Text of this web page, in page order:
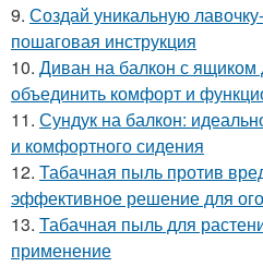
9. Создай уникальную
пошаговая инструкция
10. Диван на балкон с ящиком
объединить комфорт и
11. Сундук на балкон:
и комфортного сидения
12. Табачная пыль против
эффективное решение для
13. Табачная пыль для
применение